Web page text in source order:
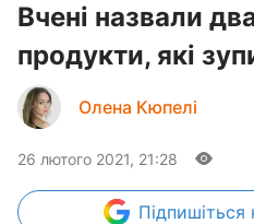
Вчені назвали
продукти, які
Олена Кюпелі
26 лютого 2021, 21:28
Підпишіться